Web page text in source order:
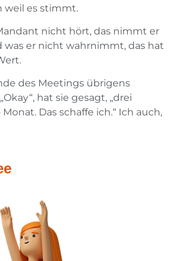
weil es stimmt.
nicht hört, das nimmt er
was er nicht wahrnimmt, das hat
des Meetings übrigens
hat sie gesagt, „drei
Das schaffe ich.“ Ich auch,